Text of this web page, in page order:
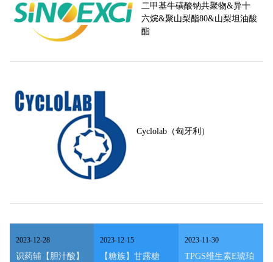
二甲基牛磺酸钠共聚物&异十
六烷&聚山梨酯80&山梨坦油酸
酯
Cyclolab（匈牙利）
识药辅【胆汁酸】
2023-12-28
【糖族】甘露糖
2023-12-15
TPGS维生素E琥珀
2023-11-30